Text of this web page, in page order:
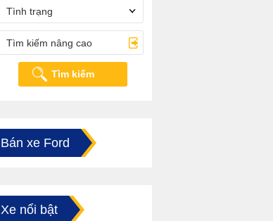
Tình trạng
Tìm kiếm nâng cao
Tìm kiếm
Bán xe Ford
Xe nổi bật